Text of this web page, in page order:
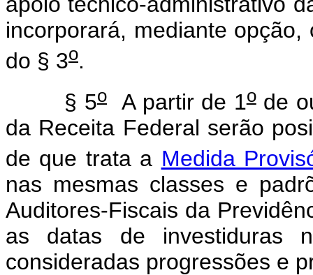
incorporará, mediante
do § 3o.
§ 5oA partir de 1ode
da Receita Federal serão
de que trata a Medida
nas mesmas classes e
Auditores-Fiscais da
as datas de investiduras
consideradas progressões e